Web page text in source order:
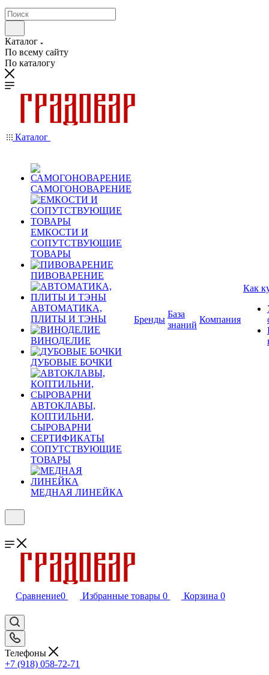
Каталог
По всему сайту
По каталогу
Каталог
САМОГОНОВАРЕНИЕ
ЕМКОСТИ И
СОПУТСТВУЮЩИЕ
ТОВАРЫ
ПИВОВАРЕНИЕ
АВТОМАТИКА,
ПЛИТЫ И ТЭНЫ
ВИНОДЕЛИЕ
ДУБОВЫЕ БОЧКИ
АВТОКЛАВЫ,
КОПТИЛЬНИ,
СЫРОВАРНИ
СЕРТИФИКАТЫ
СОПУТСТВУЮЩИЕ
ТОВАРЫ
МЕДНАЯ ЛИНЕЙКА
Бренды
База
знаний
Компания
Как
Сравнение0 Избранные товары 0 Корзина 0
Телефоны
+7 (918) 058-72-71